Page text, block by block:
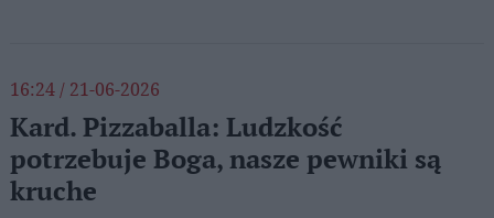
16:24 / 21-06-2026
Kard. Pizzaballa: Ludzkość
potrzebuje Boga, nasze pewniki są
kruche